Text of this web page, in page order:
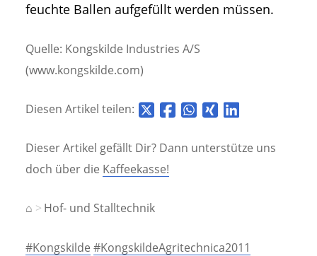
feuchte Ballen aufgefüllt werden müssen.
Quelle: Kongskilde Industries A/S
(www.kongskilde.com)
Diesen Artikel teilen:
Dieser Artikel gefällt Dir? Dann unterstütze uns
doch über die Kaffeekasse!
⌂ Hof- und Stalltechnik
#Kongskilde #KongskildeAgritechnica2011